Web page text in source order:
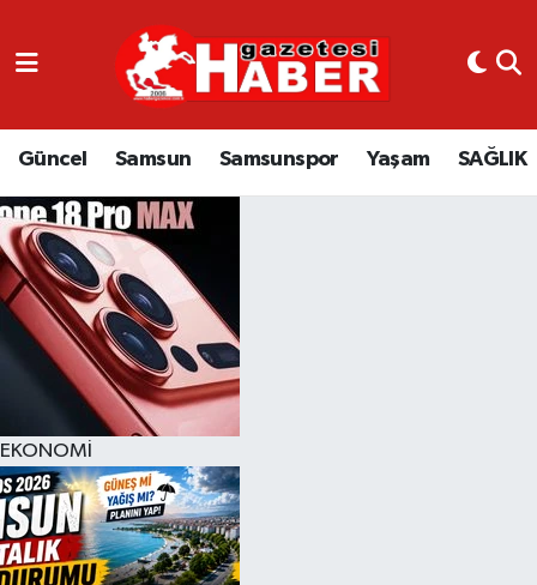
Güncel Samsun Samsunspor Yaşam SAĞLIK
EKONOMİ
GÜNCEL
SAMSUN
SAMSUNSPOR
EKONOMİ
YAŞAM